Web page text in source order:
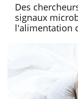
Des
signaux
l'alimentation